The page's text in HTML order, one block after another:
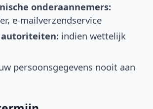
onderaannemers:
e-mailverzendservice
autoriteiten:indien wettelijk
persoonsgegevens nooit aan